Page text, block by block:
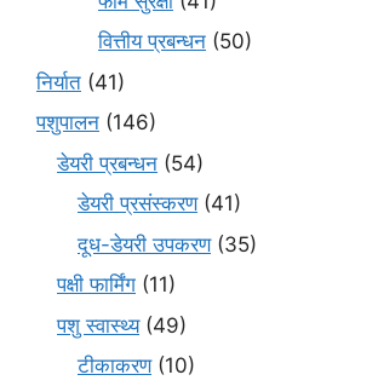
वित्तीय प्रबन्धन (50)
निर्यात (41)
पशुपालन (146)
डेयरी प्रबन्धन (54)
डेयरी प्रसंस्करण(41)
दूध-डेयरी उपकरण(35)
पक्षी फार्मिंग (11)
पशु स्वास्थ्य(49)
टीकाकरण(10)